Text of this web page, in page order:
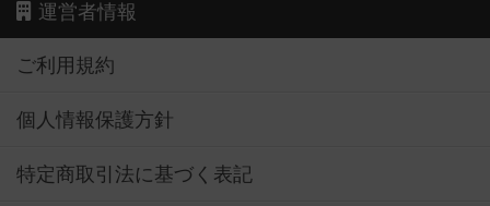
運営者情報
ご利用規約
個人情報保護方針
特定商取引法に基づく表記